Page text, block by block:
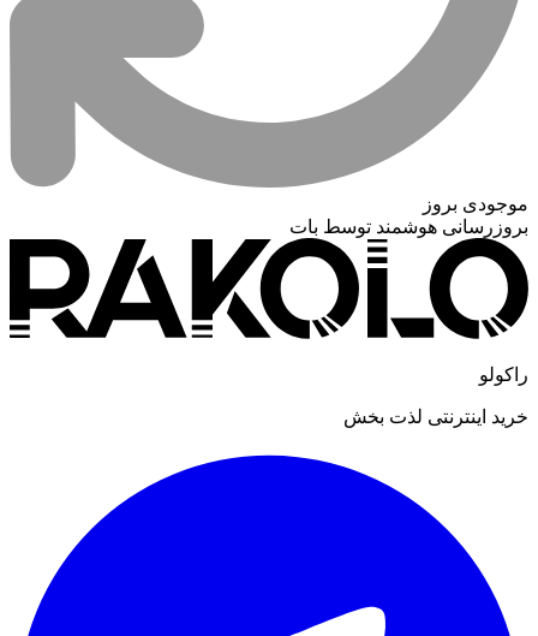
موجودی بروز
بروزرسانی هوشمند توسط بات
راکولو
خرید اینترنتی لذت بخش